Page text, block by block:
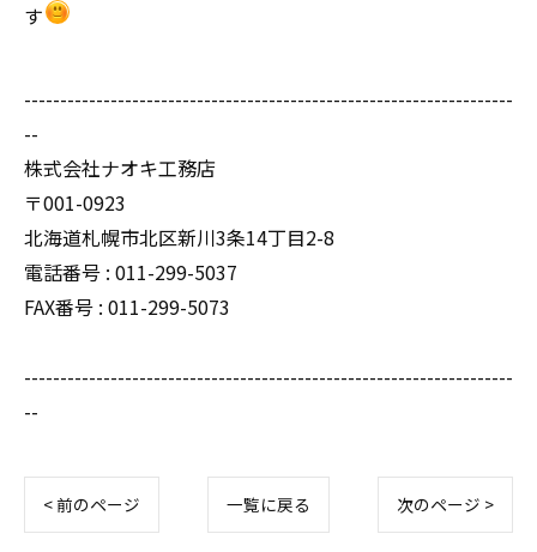
す
--------------------------------------------------------------------
--
株式会社ナオキ工務店
〒001-0923
北海道札幌市北区新川3条14丁目2-8
電話番号 : 011-299-5037
FAX番号 : 011-299-5073
--------------------------------------------------------------------
--
< 前のページ 一覧に戻る 次のページ >